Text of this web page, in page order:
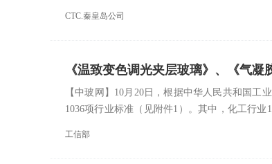
CTC.秦皇岛公司
《温致变色调光夹层玻璃》、《气
【中玻网】10月20日，根据中华人民共和国工
1036项行业标准（见附件1）。其中，化工行
工信部